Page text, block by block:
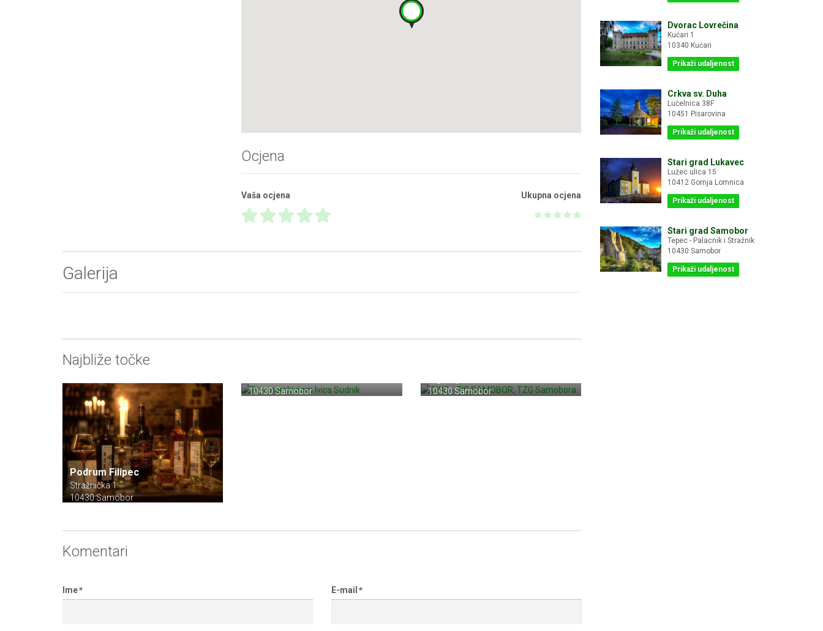
Ocjena
Vaša ocjena Ukupna ocjena
Galerija
Najbliže točke
Podrum Filipec
Stražnička 1
10430 Samobor
10430 Samobor
10430 Samobor
Komentari
Ime* E-mail *
Dvorac Lovrečina
Kućari 1
10340 Kućari
Prikaži udaljenost
Crkva sv. Duha
Lučelnica 38F
10451 Pisarovina
Prikaži udaljenost
Stari grad Lukavec
Lužec ulica 15
10412 Gornja Lomnica
Prikaži udaljenost
Stari grad Samobor
Tepec - Palacnik i Stražnik
10430 Samobor
Prikaži udaljenost